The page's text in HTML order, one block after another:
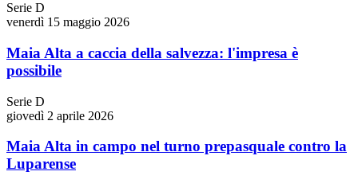
Serie D
venerdì 15 maggio 2026
Maia Alta a caccia della salvezza: l'impresa è
possibile
Serie D
giovedì 2 aprile 2026
Maia Alta in campo nel turno prepasquale contro la
Luparense